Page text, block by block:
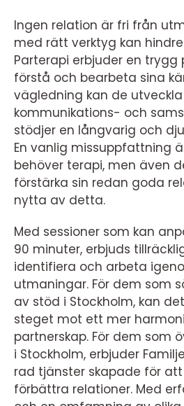
Ingen relation är fri från
med rätt verktyg kan
Parterapi erbjuder en trygg
förstå och bearbeta sina
vägledning kan de
kommunikations- och
stödjer en långvarig och
En vanlig missuppfattning
behöver terapi, men även
förstärka sin redan goda
nytta av detta.
Med sessioner som kan
90 minuter, erbjuds
identifiera och arbeta
utmaningar. För dem som
av stöd i Stockholm, kan
steget mot ett mer
partnerskap. För dem som
i Stockholm, erbjuder
rad tjänster skapade för
förbättra relationer. Med